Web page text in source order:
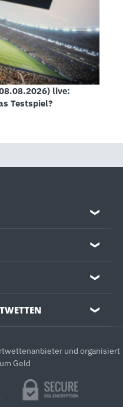
live:
Testspiel?
❯
❯
❯
❯
und organisiert
Geld